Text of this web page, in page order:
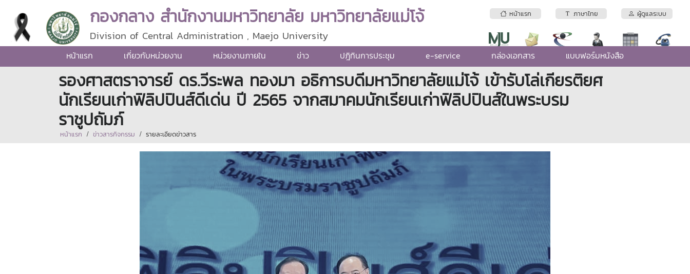
หน้าแรก ภาษาไทย ผู้ดูแลระบบ
กองกลาง สำนักงานมหาวิทยาลัย มหาวิทยาลัยแม่โจ้
Division of Central Administration , Maejo University
หน้าแรก เกี่ยวกับหน่วยงาน หน่วยงานภายใน ข่าว ปฎิทินการประชุม e-service กล่องเอกสาร แบบฟอร์มหนังสือ
รองศาสตราจารย์ ดร.วีระพล ทองมา อธิการบดีมหาวิทยาลัยแม่โจ้ เข้ารับโล่เกียรติยศ
นักเรียนเก่าฟิลิปปินส์ดีเด่น ปี 2565 จากสมาคมนักเรียนเก่าฟิลิปปินส์ในพระบรม
ราชูปถัมภ์
หน้าแรก ข่าวสารกิจกรรม รายละเอียดข่าวสาร